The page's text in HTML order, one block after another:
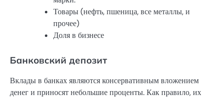
Товары (нефть, пшеница, все металлы, и
прочее)
Доля в бизнесе
Банковский депозит
Вклады в банках являются консервативным вложением
денег и приносят небольшие проценты. Как правило, их